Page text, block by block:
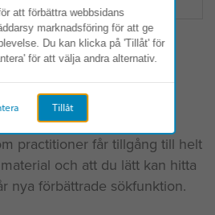
plattformen
practitioner får tillgång till helt
och att du lätt kan hitta
nya förbättrade sökfunktion.
att förbättra webbsidans
marknadsföring för att ge
Du kan klicka på 'Tillåt' för
för att välja andra alternativ.
Tillåt